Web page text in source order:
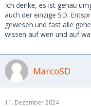
Ich denke, es ist genau
auch der einzige SD.
gewesen und fast alle
wissen auf wen und auf
MarcoSD
11. Dezember 2024